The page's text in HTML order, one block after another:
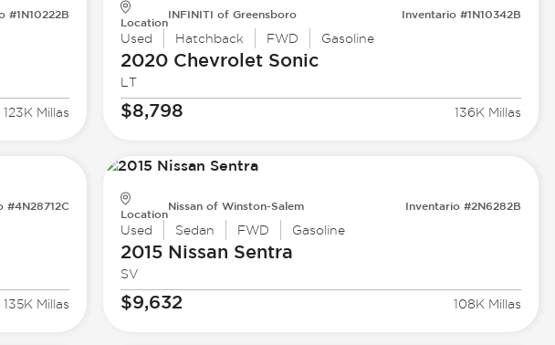
#1N10222B
123K Millas
Location
INFINITI of Greensboro Inventario #1N10342B
Used Hatchback FWD Gasoline
2020 ChevroletSonic
LT
$8,798 136K Millas
#4N28712C
135K Millas
Location
Nissan of Winston-Salem Inventario #2N6282B
Used Sedan FWD Gasoline
2015 Nissan Sentra
SV
$9,632 108K Millas